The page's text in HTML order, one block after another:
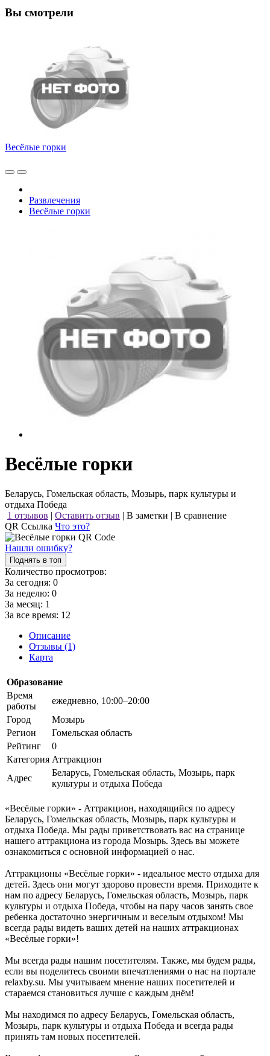
Вы смотрели
Весёлые горки
Развлечения
Весёлые горки
Весёлые горки
Беларусь, Гомельская область, Мозырь, парк культуры и
отдыха Победа
1 отзывов | Оставить отзыв | В заметки | В сравнение
QR Ссылка Что это?
Нашли ошибку?
Поднять в топ
Количество просмотров:
За сегодня: 0
За неделю: 0
За месяц: 1
За все время: 12
Описание
Отзывы (1)
Карта
Образование
Время
работы
ежедневно, 10:00–20:00
Город
Мозырь
Регион
Гомельская область
Рейтинг
0
Категория Аттракцион
Адрес
Беларусь, Гомельская область, Мозырь, парк
культуры и отдыха Победа
«Весёлые горки» - Аттракцион, находящийся по адресу
Беларусь, Гомельская область, Мозырь, парк культуры и
отдыха Победа. Мы рады приветствовать вас на странице
нашего аттракциона из города Мозырь. Здесь вы можете
ознакомиться с основной информацией о нас.
Аттракционы «Весёлые горки» - идеальное место отдыха для
детей. Здесь они могут здорово провести время. Приходите к
нам по адресу Беларусь, Гомельская область, Мозырь, парк
культуры и отдыха Победа, чтобы на пару часов занять свое
ребенка достаточно энергичным и веселым отдыхом! Мы
всегда рады видеть ваших детей на наших аттракционах
«Весёлые горки»!
Мы всегда рады нашим посетителям. Также, мы будем рады,
если вы поделитесь своими впечатлениями о нас на портале
relaxby.su. Мы учитываем мнение наших посетителей и
стараемся становиться лучше с каждым днём!
Мы находимся по адресу Беларусь, Гомельская область,
Мозырь, парк культуры и отдыха Победа и всегда рады
принять там новых посетителей.